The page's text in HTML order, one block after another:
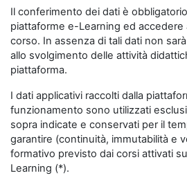
Il conferimento dei dati è
piattaforme e-Learning ed accedere
corso. In assenza di tali dati non
allo svolgimento delle attività
piattaforma.
I dati applicativi raccolti dalla
funzionamento sono utilizzati
sopra indicate e conservati per il
garantire (continuità, immutabilità e
formativo previsto dai corsi attivati
Learning (*).